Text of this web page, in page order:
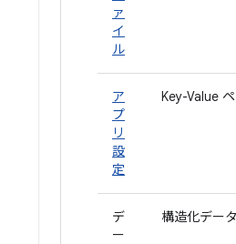
ァ
イ
ル
ア
プ
リ
設
定
Key-Value
デ
ー
構造化データ